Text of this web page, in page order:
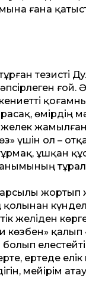
ғана
тезисті
ғой.
өмірдің
үшін ол –
ұшқан
жортып
қалып
ертеде
мейірім